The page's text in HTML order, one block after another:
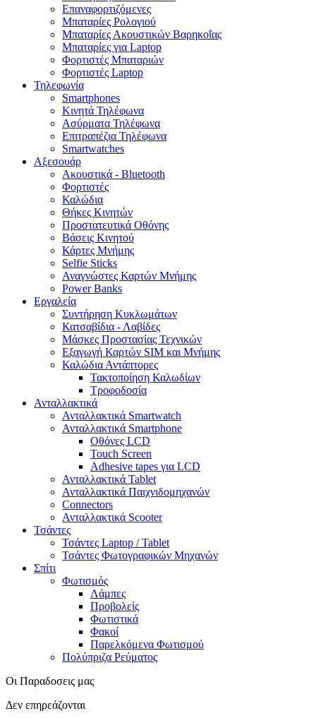
Επαναφορτιζόμενες
Μπαταρίες Ρολογιού
Μπαταρίες Ακουστικών Βαρηκοΐας
Μπαταρίες για Laptop
Φορτιστές Μπαταριών
Φορτιστές Laptop
Τηλεφωνία
Smartphones
Κινητά Τηλέφωνα
Ασύρματα Τηλέφωνα
Επιτραπέζια Τηλέφωνα
Smartwatches
Αξεσουάρ
Ακουστικά - Bluetooth
Φορτιστές
Καλώδια
Θήκες Κινητών
Προστατευτικά Οθόνης
Βάσεις Κινητού
Κάρτες Μνήμης
Selfie Sticks
Αναγνώστες Καρτών Μνήμης
Power Banks
Εργαλεία
Συντήρηση Κυκλωμάτων
Κατσαβίδια - Λαβίδες
Μάσκες Προστασίας Τεχνικών
Εξαγωγή Καρτών SIM και Μνήμης
Καλώδια Αντάπτορες
Τακτοποίηση Καλωδίων
Τροφοδοσία
Ανταλλακτικά
Ανταλλακτικά Smartwatch
Ανταλλακτικά Smartphone
Οθόνες LCD
Touch Screen
Adhesive tapes για LCD
Ανταλλακτικά Tablet
Ανταλλακτικά Παιχνιδομηχανών
Connectors
Ανταλλακτικά Scooter
Τσάντες
Τσάντες Laptop / Tablet
Τσάντες Φωτoγραφικών Μηχανών
Σπίτι
Φωτισμός
Λάμπες
Προβολείς
Φωτιστικά
Φακοί
Παρελκόμενα Φωτισμού
Πολύπριζα Ρεύματος
Οι Παραδοσεις μας
Δεν επηρεάζονται